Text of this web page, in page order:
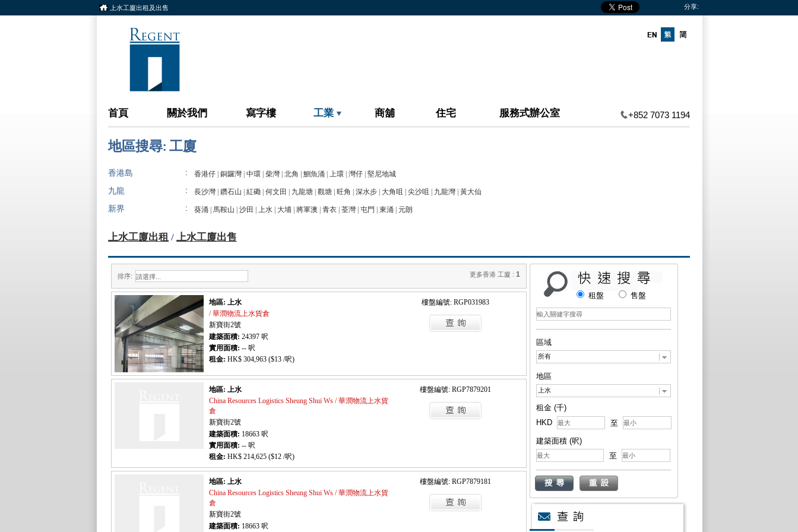
上水工廈出租及出售 分享:
首頁 關於我們 寫字樓 工業 商舖 住宅 服務式辦公室 +852 7073 1194
地區搜尋: 工廈
香港島 : 香港仔 銅鑼灣 中環 柴灣 北角 鰂魚涌 上環 灣仔 堅尼地城
九龍 : 長沙灣 鑽石山 紅磡 何文田 九龍塘 觀塘 旺角 深水步 大角咀 尖沙咀 九龍灣 黃大仙
新界 : 葵涌 馬鞍山 沙田 上水 大埔 將軍澳 青衣 荃灣 屯門 東涌 元朗
上水工廈出租 / 上水工廈出售
排序: 更多香港 工廈 : 1
地區: 上水
樓盤編號: RGP031983
/ 華潤物流上水貨倉
新寶街2號
建築面積: 24397 呎
實用面積: -- 呎
租金: HK$ 304,963 ($13 /呎)
地區: 上水
樓盤編號: RGP7879201
China Resources Logistics Sheung Shui Ws / 華潤物流上水貨
倉
新寶街2號
建築面積: 18663 呎
實用面積: -- 呎
租金: HK$ 214,625 ($12 /呎)
地區: 上水
樓盤編號: RGP7879181
China Resources Logistics Sheung Shui Ws / 華潤物流上水貨
倉
新寶街2號
建築面積: 18663 呎
租盤 售盤
區域
所有
地區
上水
租金 (千)
HKD
至
建築面積 (呎)
至